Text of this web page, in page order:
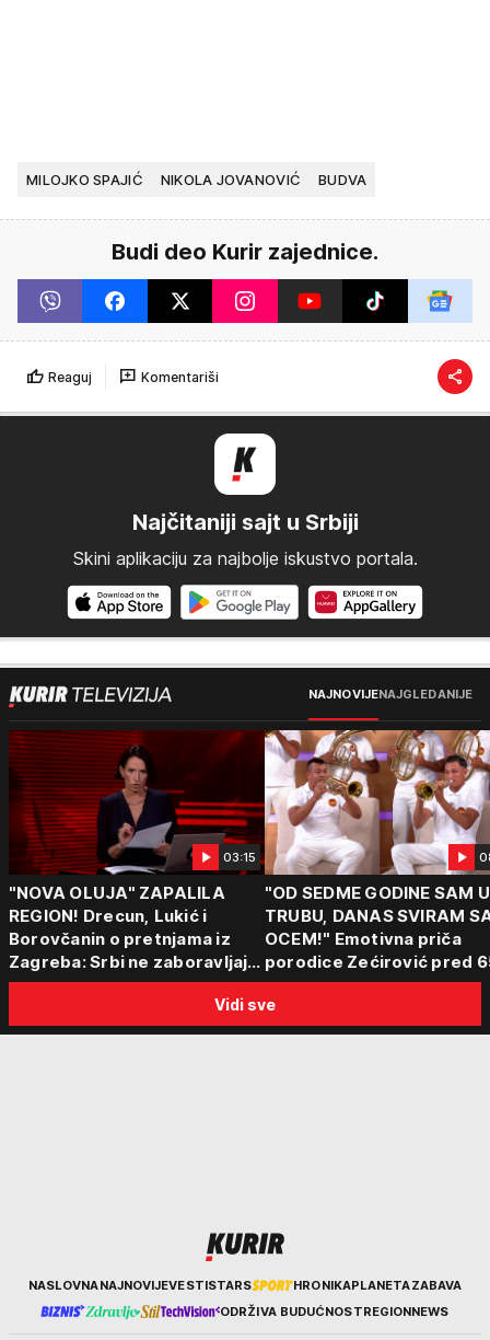
MILOJKO SPAJIĆ NIKOLA JOVANOVIĆ BUDVA
Budi deo Kurir zajednice.
Reaguj Komentariši
Najčitaniji sajt u Srbiji
Skini aplikaciju za najbolje iskustvo portala.
NAJNOVIJENAJGLEDANIJE
03:15
"NOVA OLUJA" ZAPALILA
REGION! Drecun, Lukić i
Borovčanin o pretnjama iz
Zagreba: Srbi ne zaboravljaju
progon
"OD SEDME GODINE SAM
TRUBU, DANAS SVIRAM
OCEM!" Emotivna priča
porodice Zećirović pred
Sabor trubača u Guči
Vidi sve
KurirNASLOVNANAJNOVIJEVESTISTARS HRONIKAPLANETAZABAVA
ODRŽIVA BUDUĆNOSTREGIONNEWS